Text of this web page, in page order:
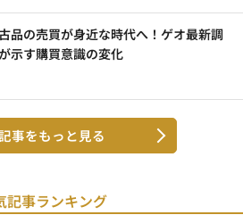
品の売買が身近な時代へ！ゲオ最新調
示す購買意識の変化
事をもっと見る
記事ランキング